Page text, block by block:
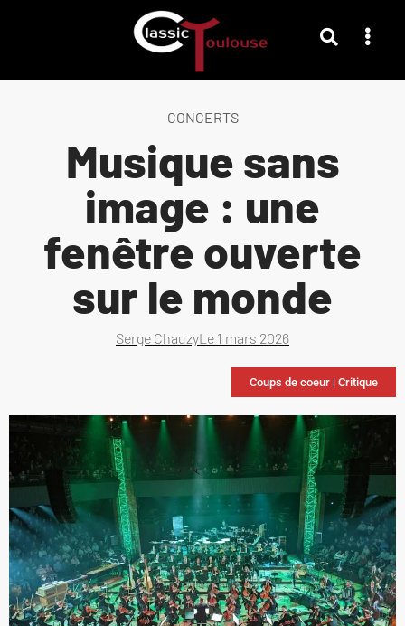
CONCERTS
Musique sans
image : une
fenêtre ouverte
sur le monde
Serge ChauzyLe 1 mars 2026
Coups de coeur | Critique